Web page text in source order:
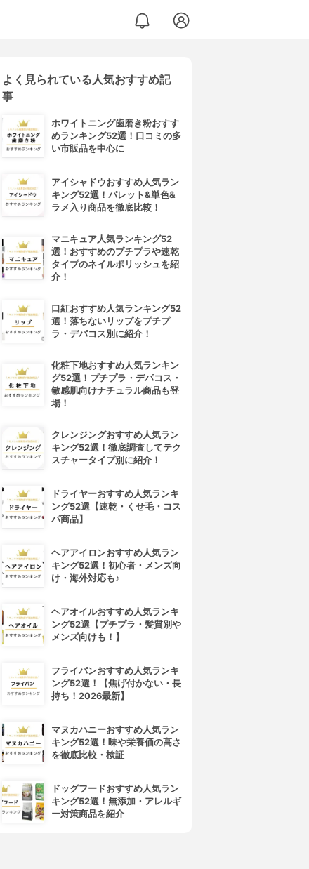
よく見られている人気おすすめ記
事
ホワイトニング歯磨き粉おすす
めランキング52選！口コミの多
い市販品を中心に
アイシャドウおすすめ人気ラン
キング52選！パレット&単色&
ラメ入り商品を徹底比較！
マニキュア人気ランキング52
選！おすすめのプチプラや速乾
タイプのネイルポリッシュを紹
介！
口紅おすすめ人気ランキング52
選！落ちないリップをプチプ
ラ・デパコス別に紹介！
化粧下地おすすめ人気ランキン
グ52選！プチプラ・デパコス・
敏感肌向けナチュラル商品も登
場！
クレンジングおすすめ人気ラン
キング52選！徹底調査してテク
スチャータイプ別に紹介！
ドライヤーおすすめ人気ランキ
ング52選【速乾・くせ毛・コス
パ商品】
ヘアアイロンおすすめ人気ラン
キング52選！初心者・メンズ向
け・海外対応も♪
ヘアオイルおすすめ人気ランキ
ング52選【プチプラ・髪質別や
メンズ向けも！】
フライパンおすすめ人気ランキ
ング52選！【焦げ付かない・長
持ち！2026最新】
マヌカハニーおすすめ人気ラン
キング52選！味や栄養価の高さ
を徹底比較・検証
ドッグフードおすすめ人気ラン
キング52選！無添加・アレルギ
ー対策商品を紹介